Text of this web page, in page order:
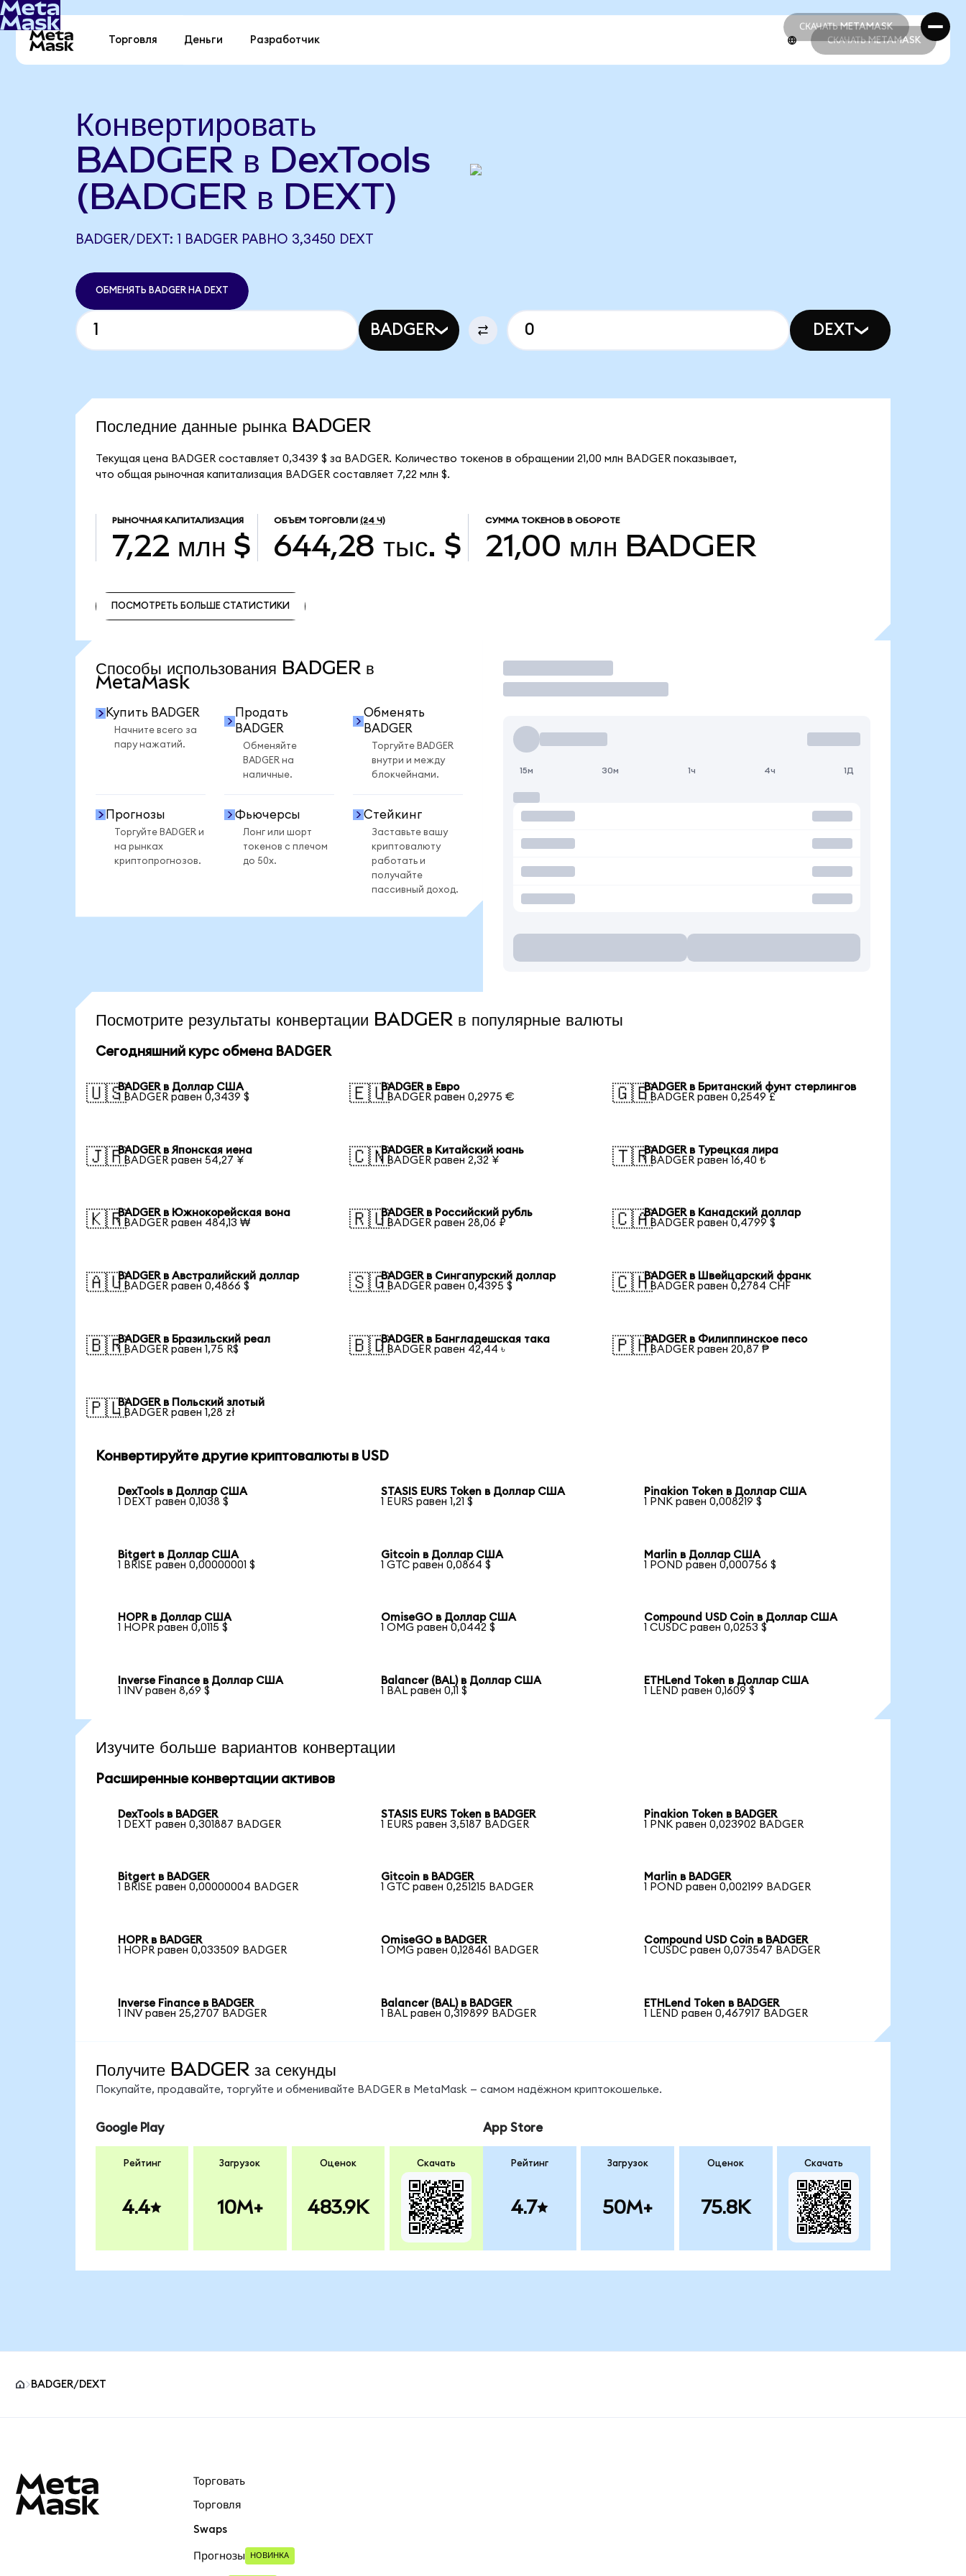
СКАЧАТЬ METAMASK
СКАЧАТЬ METAMASK
Торговля Деньги Разработчик СКАЧАТЬ METAMASK
Конвертировать
BADGER в DexTools
(BADGER в DEXT)
BADGER/DEXT: 1 BADGER РАВНО 3,3450 DEXT
ОБМЕНЯТЬ BADGER НА DEXT
BADGER DEXT
Последние данные рынка BADGER
Текущая цена BADGER составляет 0,3439 $ за BADGER. Количество токенов в обращении 21,00 млн BADGER показывает,
что общая рыночная капитализация BADGER составляет 7,22 млн $.
РЫНОЧНАЯ КАПИТАЛИЗАЦИЯ
7,22 млн $
ОБЪЕМ ТОРГОВЛИ (24 Ч)
644,28 тыс. $
СУММА ТОКЕНОВ В ОБОРОТЕ
21,00 млн BADGER
ПОСМОТРЕТЬ БОЛЬШЕ СТАТИСТИКИ
Способы использования BADGER в
MetaMask
Купить BADGER
Начните всего за
пару нажатий.
Продать
BADGER
Обменяйте
BADGER на
наличные.
Обменять
BADGER
Торгуйте BADGER
внутри и между
блокчейнами.
Прогнозы
Торгуйте BADGER и
на рынках
криптопрогнозов.
Фьючерсы
Лонг или шорт
токенов с плечом
до 50x.
Стейкинг
Заставьте вашу
криптовалюту
работать и
получайте
пассивный доход.
Торговать
15м 30м 1ч 4ч 1Д
Посмотрите результаты конвертации BADGER в популярные валюты
Сегодняшний курс обмена BADGER
🇺🇸BADGER в Доллар США
1 BADGER равен 0,3439 $
🇪🇺BADGER в Евро
1 BADGER равен 0,2975 €
🇬🇧BADGER в Британский фунт стерлингов
1 BADGER равен 0,2549 £
🇯🇵BADGER в Японская иена
1 BADGER равен 54,27 ¥
🇨🇳BADGER в Китайский юань
1 BADGER равен 2,32 ¥
🇹🇷BADGER в Турецкая лира
1 BADGER равен 16,40 ₺
🇰🇷BADGER в Южнокорейская вона
1 BADGER равен 484,13 ₩
🇷🇺BADGER в Российский рубль
1 BADGER равен 28,06 ₽
🇨🇦BADGER в Канадский доллар
1 BADGER равен 0,4799 $
🇦🇺BADGER в Австралийский доллар
1 BADGER равен 0,4866 $
🇸🇬BADGER в Сингапурский доллар
1 BADGER равен 0,4395 $
🇨🇭BADGER в Швейцарский франк
1 BADGER равен 0,2784 CHF
🇧🇷BADGER в Бразильский реал
1 BADGER равен 1,75 R$
🇧🇩BADGER в Бангладешская така
1 BADGER равен 42,44 ৳
🇵🇭BADGER в Филиппинское песо
1 BADGER равен 20,87 ₱
🇵🇱BADGER в Польский злотый
1 BADGER равен 1,28 zł
Конвертируйте другие криптовалюты в USD
DexTools в Доллар США
1 DEXT равен 0,1038 $
STASIS EURS Token в Доллар США
1 EURS равен 1,21 $
Pinakion Token в Доллар США
1 PNK равен 0,008219 $
Bitgert в Доллар США
1 BRISE равен 0,00000001 $
Gitcoin в Доллар США
1 GTC равен 0,0864 $
Marlin в Доллар США
1 POND равен 0,000756 $
HOPR в Доллар США
1 HOPR равен 0,0115 $
OmiseGO в Доллар США
1 OMG равен 0,0442 $
Compound USD Coin в Доллар США
1 CUSDC равен 0,0253 $
Inverse Finance в Доллар США
1 INV равен 8,69 $
Balancer (BAL) в Доллар США
1 BAL равен 0,11 $
ETHLend Token в Доллар США
1 LEND равен 0,1609 $
Изучите больше вариантов конвертации
Расширенные конвертации активов
DexTools в BADGER
1 DEXT равен 0,301887 BADGER
STASIS EURS Token в BADGER
1 EURS равен 3,5187 BADGER
Pinakion Token в BADGER
1 PNK равен 0,023902 BADGER
Bitgert в BADGER
1 BRISE равен 0,00000004 BADGER
Gitcoin в BADGER
1 GTC равен 0,251215 BADGER
Marlin в BADGER
1 POND равен 0,002199 BADGER
HOPR в BADGER
1 HOPR равен 0,033509 BADGER
OmiseGO в BADGER
1 OMG равен 0,128461 BADGER
Compound USD Coin в BADGER
1 CUSDC равен 0,073547 BADGER
Inverse Finance в BADGER
1 INV равен 25,2707 BADGER
Balancer (BAL) в BADGER
1 BAL равен 0,319899 BADGER
ETHLend Token в BADGER
1 LEND равен 0,467917 BADGER
Получите BADGER за секунды
Покупайте, продавайте, торгуйте и обменивайте BADGER в MetaMask — самом надёжном криптокошельке.
Google Play
Рейтинг
4.4
Загрузок
10M+
Оценок
483.9K
Скачать
App Store
Рейтинг
4.7
Загрузок
50M+
Оценок
75.8K
Скачать
BADGER/DEXT
Торговать
Торговля
Swaps
Прогнозы НОВИНКА